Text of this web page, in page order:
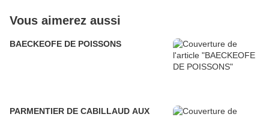
Vous aimerez aussi
BAECKEOFE DE POISSONS
PARMENTIER DE CABILLAUD AUX